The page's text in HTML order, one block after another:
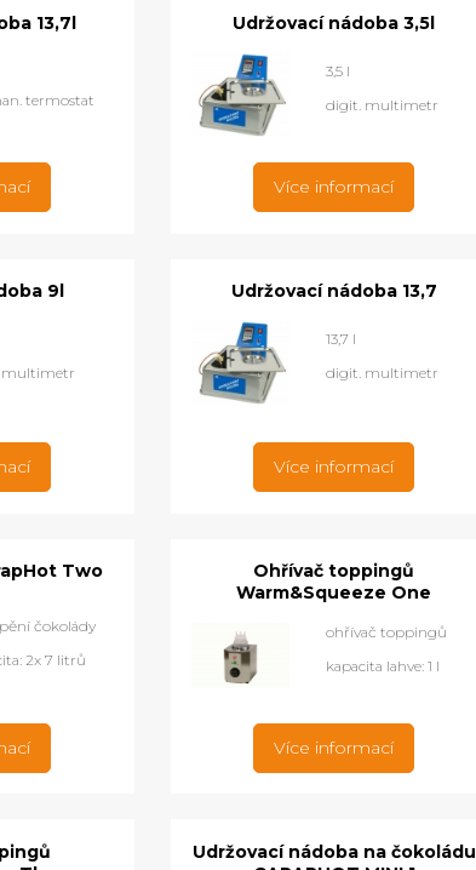
13,7l
termostat
Udržovací nádoba 3,5l
3,5 l
digit. multimetr
Více informací
9l Udržovací nádoba 13,7
13,7 l
digit. multimetr
Více informací
Two
čokolády
2x 7 litrů
Ohřívač toppingů
Warm&Squeeze One
ohřívač toppingů
kapacita lahve: 1 l
Více informací
Udržovací nádoba na čokoládu